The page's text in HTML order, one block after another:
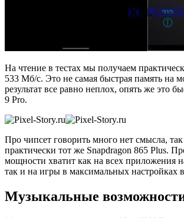
На чтение в тестах мы получаем
533 Мб/с. Это не самая быстрая память на
результат все равно неплох, опять же это
9 Pro.
Про чипсет говорить много нет смысла, так
практически тот же Snapdragon 865 Plus.
мощности хватит как на всех приложения
так и на игры в максимальных настройках
Музыкальные